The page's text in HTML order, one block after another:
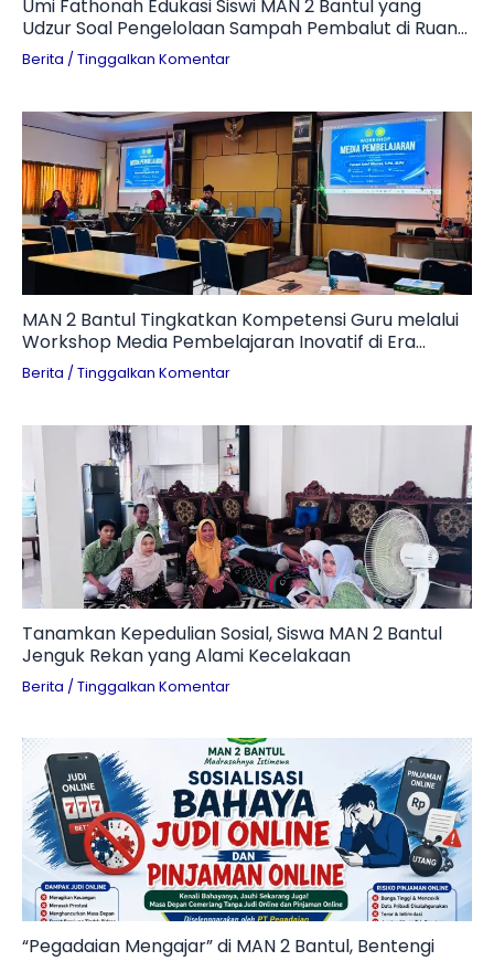
Umi Fathonah Edukasi Siswi MAN 2 Bantul yang
Udzur Soal Pengelolaan Sampah Pembalut di Ruang
Otomotif
Berita / Tinggalkan Komentar
MAN 2 Bantul Tingkatkan Kompetensi Guru melalui
Workshop Media Pembelajaran Inovatif di Era
Digital
Berita / Tinggalkan Komentar
Tanamkan Kepedulian Sosial, Siswa MAN 2 Bantul
Jenguk Rekan yang Alami Kecelakaan
Berita / Tinggalkan Komentar
“Pegadaian Mengajar” di MAN 2 Bantul, Bentengi